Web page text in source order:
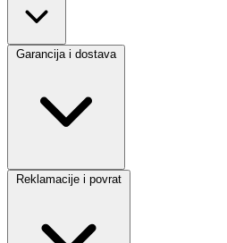
Garancija i dostava
Reklamacije i povrat